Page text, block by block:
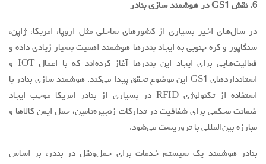
6. نقش GS1 در هوشمند سازی بنادر
در سال‌های اخیر بسیاری از کشورهای ساحلی مثل اروپا، امریکا، ژاپن،
سنگاپور و کره جنوبی به ایجاد بندرها هوشمند اهمیت بسيار زيادي داده و
فعالیت‌هایی برای ایجاد اين بندرها آغاز کرده‌اند که با اعمال IOT و
استاندارد‌هاي GS1 اين موضوع تحقق پيدا مي‌كند. هوشمند سازی بنادر با
استفاده از تكنولوژي RFID در بسیاری از بنادر امریکا موجب ايجاد
ضمانت محکمی برای شفافیت در تدارکات زنجیره‌تامین، حمل ایمن کالاها و
مبارزه بین‌المللی با تروریست مي‌شود.
بنادر هوشمند یک سیستم خدمات برای حمل‌ونقل در بندر، بر اساس